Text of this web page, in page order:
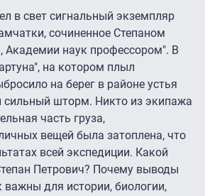
в свет сигнальный экземпляр
сочиненное Степаном
наук профессором". В
на котором плыл
на берег в районе устья
шторм. Никто из экипажа
часть груза,
вещей была затоплена, что
всей экспедиции. Какой
Петрович? Почему выводы
важны для истории, биологии,